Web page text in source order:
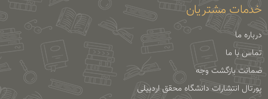
خدمات مشتریان
درباره ما
تماس با ما
ضمانت بازگشت وجه
پورتال انتشارات دانشگاه محقق اردبیلی